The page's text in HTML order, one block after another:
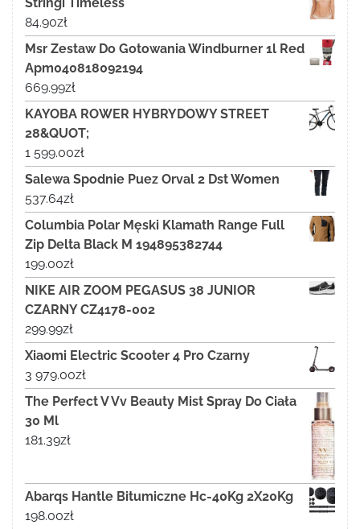
Stringi Timeless
84.90zł
Msr Zestaw Do Gotowania Windburner 1l Red
Apm040818092194
669.99zł
KAYOBA ROWER HYBRYDOWY STREET
28&QUOT;
1 599.00zł
Salewa Spodnie Puez Orval 2 Dst Women
537.64zł
Columbia Polar Męski Klamath Range Full
Zip Delta Black M 194895382744
199.00zł
NIKE AIR ZOOM PEGASUS 38 JUNIOR
CZARNY CZ4178-002
299.99zł
Xiaomi Electric Scooter 4 Pro Czarny
3 979.00zł
The Perfect V Vv Beauty Mist Spray Do Ciała
30 Ml
181.39zł
Abarqs Hantle Bitumiczne Hc-40Kg 2X20Kg
198.00zł